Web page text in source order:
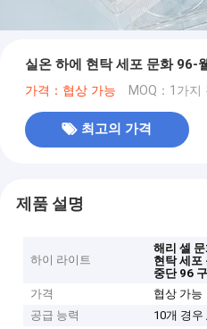
실온 하에 현탁 세포 문화 96-
가격：협상 가능 MOQ：1가지
최고의 가격
제품 설명
하이 라이트
해리 셀
현탁 세포
중단 96
가격
협상 가능
공급 능력
10개 경우